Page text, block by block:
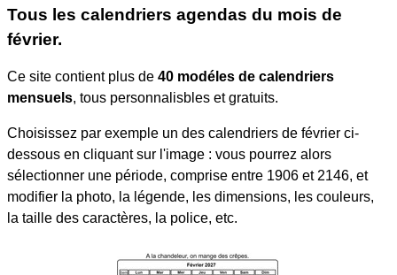
Tous les calendriers agendas du mois de
février.
Ce site contient plus de 40 modéles de calendriers
mensuels, tous personnalisbles et gratuits.
Choisissez par exemple un des calendriers de février ci-
dessous en cliquant sur l'image : vous pourrez alors
sélectionner une période, comprise entre 1906 et 2146, et
modifier la photo, la légende, les dimensions, les couleurs,
la taille des caractères, la police, etc.